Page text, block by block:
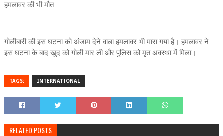
हमलावर की भी मौत
गोलीबारी की इस घटना को अंजाम देने वाला हमलावर भी मारा गया है। हमलावर ने
इस घटना के बाद खुद को गोली मार ली और पुलिस को मृत अवस्था में मिला।
TAGS: INTERNATIONAL
RELATED POSTS